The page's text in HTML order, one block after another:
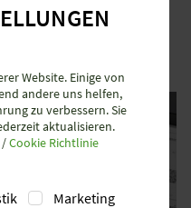
Website. Einige von
andere uns helfen,
zu verbessern. Sie
aktualisieren.
Cookie Richtlinie
Marketing